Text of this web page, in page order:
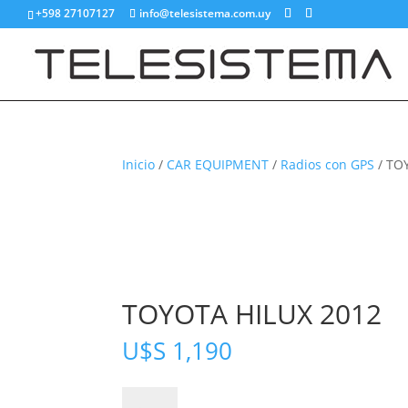
+598 27107127 info@telesistema.com.uy
Inicio / CAR EQUIPMENT / Radios con GPS /
TOYOTA HILUX 2012
U$S 1,190